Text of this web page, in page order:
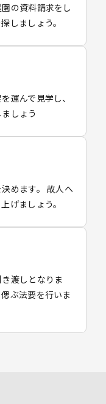
の資料請求をし
しましょう。
運んで見学し、
しょう
めます。 故人へ
げましょう。
渡しとなりま
ぶ法要を行いま